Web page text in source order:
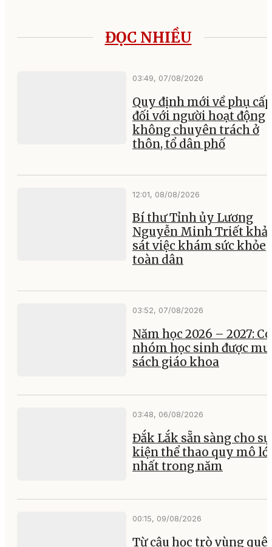
ĐỌC NHIỀU
03:49, 07/08/2026
Quy định mới về phụ cấp
đối với người hoạt động
không chuyên trách ở
thôn, tổ dân phố
12:01, 08/08/2026
Bí thư Tỉnh ủy Lương
Nguyễn Minh Triết
sát việc khám sức khỏe
toàn dân
03:52, 07/08/2026
Năm học 2026 – 2027:
nhóm học sinh được
sách giáo khoa
03:48, 06/08/2026
Đắk Lắk sẵn sàng cho sự
kiện thể thao quy mô
nhất trong năm
00:15, 09/08/2026
Từ cậu học trò vùng quê